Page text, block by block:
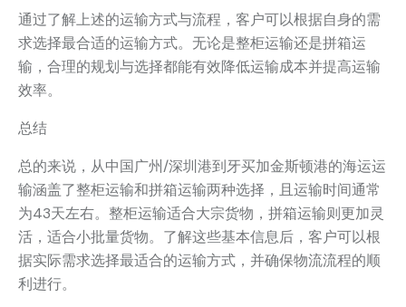
通过了解上述的运输方式与流程，客户可以根据自身的需
求选择最合适的运输方式。无论是整柜运输还是拼箱运
输，合理的规划与选择都能有效降低运输成本并提高运输
效率。
总结
总的来说，从中国广州/深圳港到牙买加金斯顿港的海运运
输涵盖了整柜运输和拼箱运输两种选择，且运输时间通常
为43天左右。整柜运输适合大宗货物，拼箱运输则更加灵
活，适合小批量货物。了解这些基本信息后，客户可以根
据实际需求选择最适合的运输方式，并确保物流流程的顺
利进行。